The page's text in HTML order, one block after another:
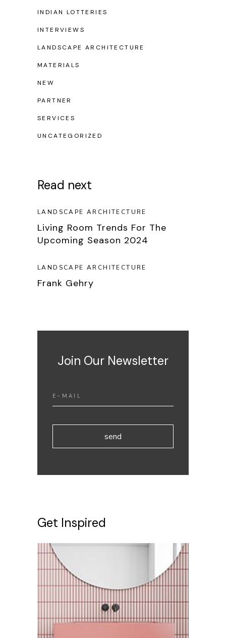
INDIAN LOTTERIES
INTERVIEWS
LANDSCAPE ARCHITECTURE
MATERIALS
NEW
PARTNER
SERVICES
UNCATEGORIZED
Read next
LANDSCAPE ARCHITECTURE
Living Room Trends For The
Upcoming Season 2024
LANDSCAPE ARCHITECTURE
Frank Gehry
Join Our Newsletter
send
Get Inspired